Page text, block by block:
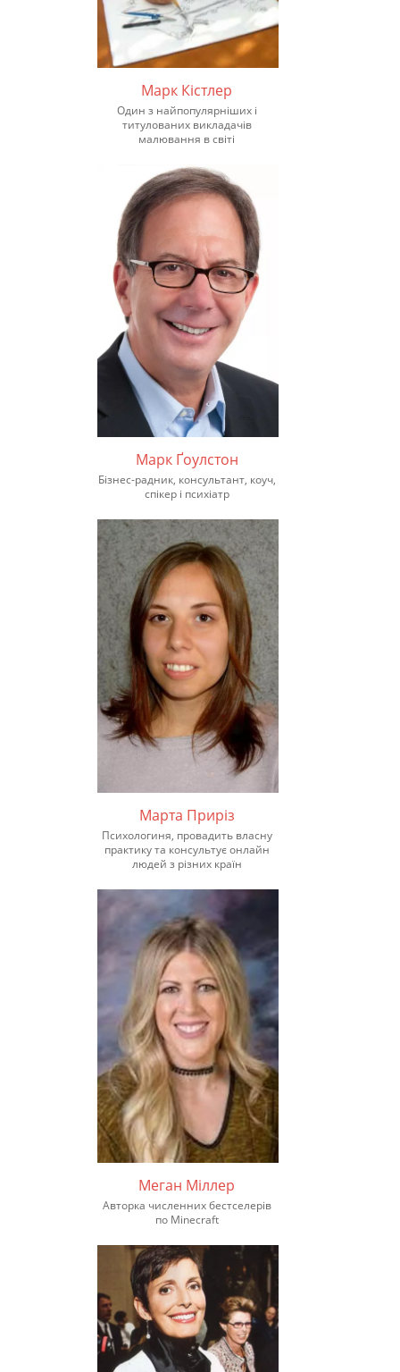
Марк Кістлер
Один з найпопулярніших і
титулованих викладачів
малювання в світі
Марк Ґоулстон
Бізнес-радник, консультант, коуч,
спікер і психіатр
Марта Приріз
Психологиня, провадить власну
практику та консультує онлайн
людей з різних країн
Меган Міллер
Авторка численних бестселерів
по Minecraft